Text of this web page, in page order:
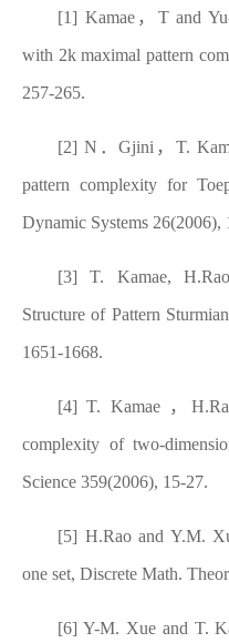
[1] Kamae， T and
with 2k maximal pattern
257-265.
[2] N ．Gjini ， T.
pattern complexity for
Dynamic Systems 26(2006),
[3] T. Kamae,
Structure of Pattern
1651-1668.
[4] T. Kamae ，
complexity of two-
Science 359(2006), 15-27.
[5] H.Rao and Y.M.
one set, Discrete Math.
[6] Y-M. Xue and T.